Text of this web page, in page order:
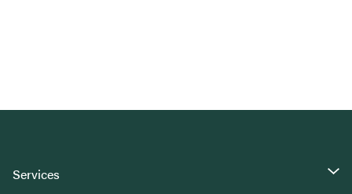
Services